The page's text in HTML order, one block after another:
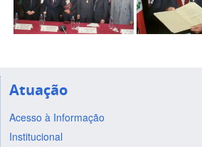
Atuação
Acesso à Informação
Institucional